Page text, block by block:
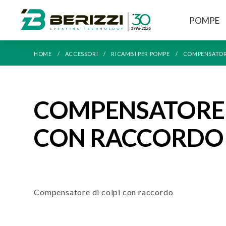
POMPE
HOME ACCESSORI RICAMBI PER POMPE
CON RACCORDO
Compensatore di colpi con raccordo